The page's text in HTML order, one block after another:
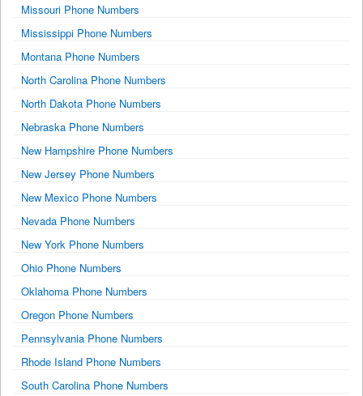
Missouri Phone Numbers
Mississippi Phone Numbers
Montana Phone Numbers
North Carolina Phone Numbers
North Dakota Phone Numbers
Nebraska Phone Numbers
New Hampshire Phone Numbers
New Jersey Phone Numbers
New Mexico Phone Numbers
Nevada Phone Numbers
New York Phone Numbers
Ohio Phone Numbers
Oklahoma Phone Numbers
Oregon Phone Numbers
Pennsylvania Phone Numbers
Rhode Island Phone Numbers
South Carolina Phone Numbers